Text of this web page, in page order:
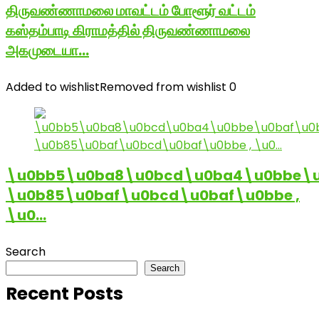
திருவண்ணாமலை மாவட்டம் போளூர் வட்டம்
கஸ்தம்பாடி கிராமத்தில் திருவண்ணாமலை
அகமுடையா…
Added to wishlistRemoved from wishlist 0
\u0b85\u0baf\u0bcd\u0baf\u0bbe ,
\u0…
Search
Search
Recent Posts